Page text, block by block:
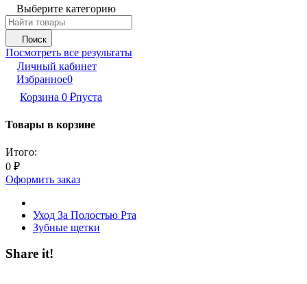
Выберите категорию
Поиск
Посмотреть все результаты
Личный кабинет
Избранное0
Корзина 0 ₽пуста
Товары в корзине
Итого:
0 ₽
Оформить заказ
Уход За Полостью Рта
Зубные щетки
Share it!